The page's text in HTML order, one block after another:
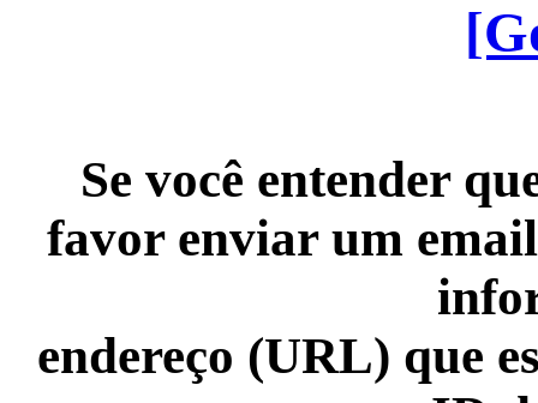
Se você entender
favor enviar um
endereço (URL) que